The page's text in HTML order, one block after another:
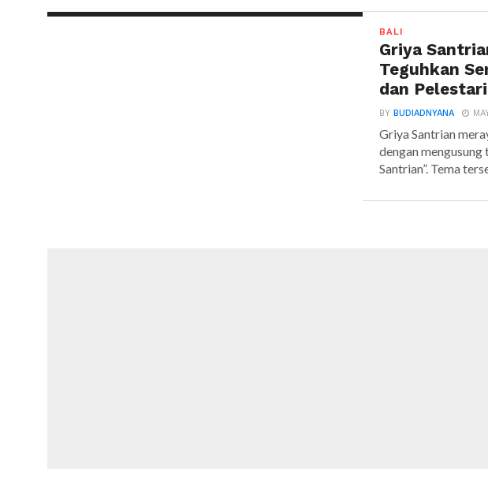
BALI
Griya
Teguhkan
dan
BYBUDIADNYANA
Griya Santrian
dengan mengusung
Santrian”. Tema